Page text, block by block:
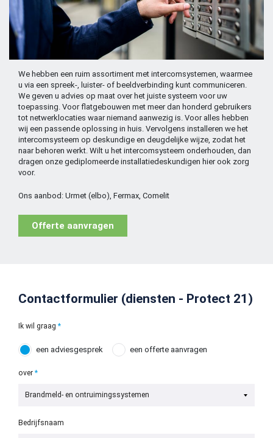
We hebben een ruim assortiment met intercomsystemen, waarmee
u via een spreek-, luister- of beeldverbinding kunt communiceren.
We geven u advies op maat over het juiste systeem voor uw
toepassing. Voor flatgebouwen met meer dan honderd gebruikers
tot netwerklocaties waar niemand aanwezig is. Voor alles hebben
wij een passende oplossing in huis. Vervolgens installeren we het
intercomsysteem op deskundige en deugdelijke wijze, zodat het
naar behoren werkt. Wilt u het intercomsysteem onderhouden, dan
dragen onze gediplomeerde installatiedeskundigen hier ook zorg
voor.
Ons aanbod: Urmet (elbo), Fermax, Comelit
Offerte aanvragen
Contactformulier (diensten - Protect 21)
Ik wil graag
een adviesgesprek een offerte aanvragen
over
Bedrijfsnaam